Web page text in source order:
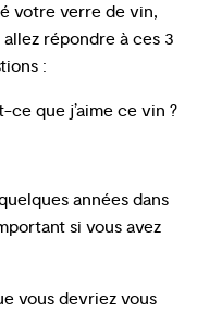
votre verre de vin,
allez répondre à ces 3
:
ce que j’aime ce vin ?
années dans
si vous avez
vous devriez vous